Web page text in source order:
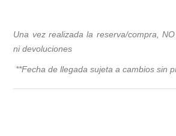
Una vez realizada la reserva/compra,
ni devoluciones
**Fecha de llegada sujeta a cambios sin